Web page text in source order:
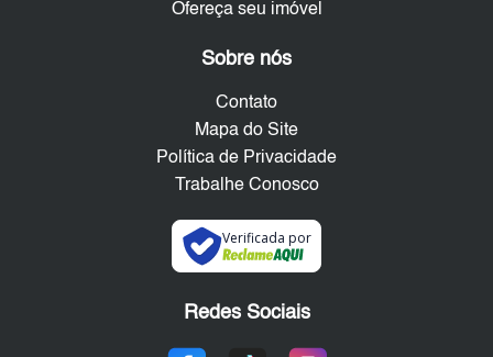
Ofereça seu imóvel
Sobre nós
Contato
Mapa do Site
Política de Privacidade
Trabalhe Conosco
Verificada por
Redes Sociais